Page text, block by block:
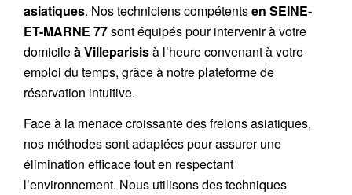
asiatiques. Nos techniciens compétentsen SEINE-
ET-MARNE 77sont équipés pour intervenir à votre
domicileà Villeparisisà l’heure convenant à votre
emploi du temps, grâce à notre plateforme de
réservation intuitive.
Face à la menace croissante des frelons asiatiques,
nos méthodes sont adaptées pour assurer une
élimination efficace tout en respectant
l’environnement. Nous utilisons des techniques